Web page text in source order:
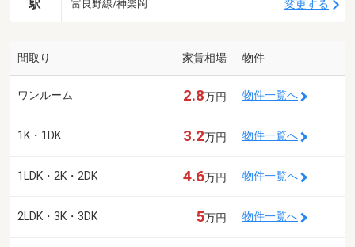
駅 富良野線/神楽岡 変更する
間取り 家賃相場 物件
ワンルーム 2.8万円 物件一覧へ
1K・1DK 3.2万円 物件一覧へ
1LDK・2K・2DK 4.6万円 物件一覧へ
2LDK・3K・3DK 5万円 物件一覧へ